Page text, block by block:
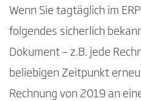
Wenn Sie tagtäglich im
folgendes sicherlich
Dokument – z.B. jede
beliebigen Zeitpunkt
Rechnung von 2019 an